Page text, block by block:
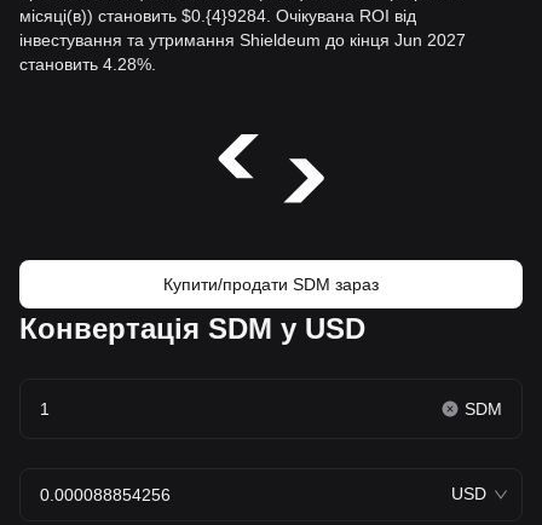
місяці(в)) становить $0.{4}9284. Очікувана ROI від
інвестування та утримання Shieldeum до кінця Jun 2027
становить 4.28%.
Купити/продати SDM зараз
Конвертація SDM у USD
SDM
USD